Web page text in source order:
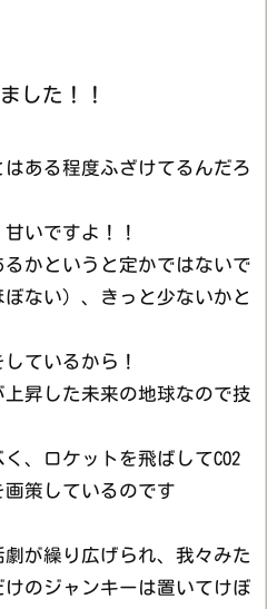
した！！
ある程度ふざけてるんだろ
いですよ！！
かというと定かではないで
ない）、きっと少ないかと
ているから！
昇した未来の地球なので技
、ロケットを飛ばしてCO2
策しているのです
が繰り広げられ、我々みた
のジャンキーは置いてけぼ